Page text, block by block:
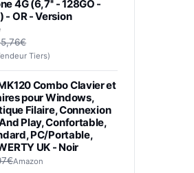
4G (6,7'' - 128GO -
- OR - Version
Tiers)
Combo Clavier et
pour Windows,
Filaire, Connexion
Play, Confortable,
PC/Portable,
UK - Noir
Amazon